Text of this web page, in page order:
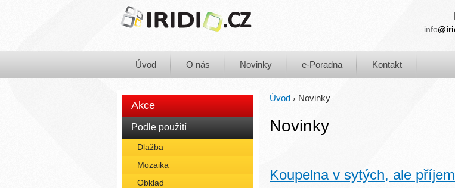
info
Úvod O nás Novinky e-Poradna Kontakt
Akce
Podle použití
Dlažba
Mozaika
Obklad
Úvod › Novinky
Novinky
Koupelna v sytých, ale